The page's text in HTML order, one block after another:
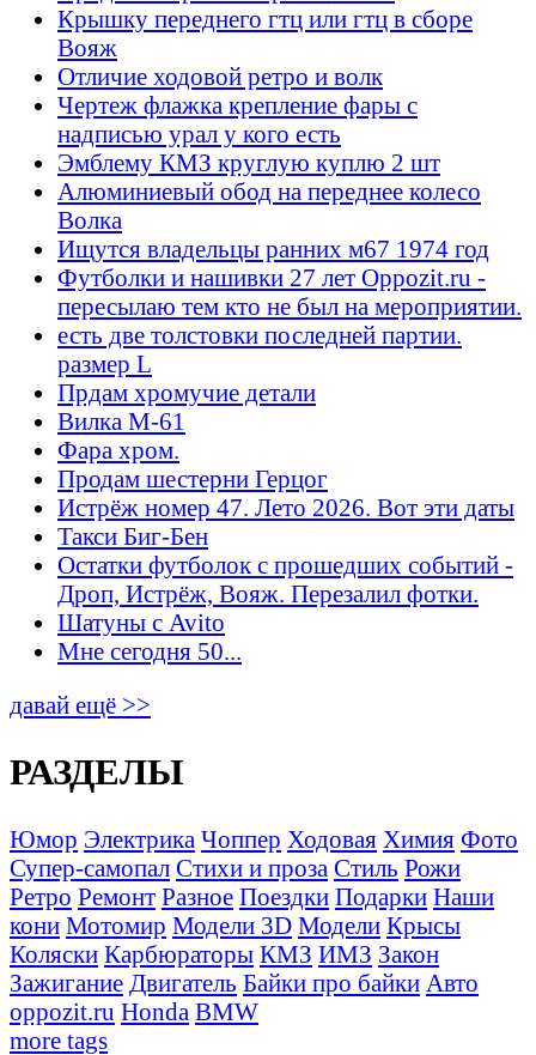
Крышку переднего гтц или гтц в сборе
Вояж
Отличие ходовой ретро и волк
Чертеж флажка крепление фары с
надписью урал у кого есть
Эмблему КМЗ круглую куплю 2 шт
Алюминиевый обод на переднее колесо
Волка
Ищутся владельцы ранних м67 1974 год
Футболки и нашивки 27 лет Oppozit.ru -
пересылаю тем кто не был на мероприятии.
есть две толстовки последней партии.
размер L
Прдам хромучие детали
Вилка М-61
Фара хром.
Продам шестерни Герцог
Истрёж номер 47. Лето 2026. Вот эти даты
Такси Биг-Бен
Остатки футболок с прошедших событий -
Дроп, Истрёж, Вояж. Перезалил фотки.
Шатуны с Avito
Мне сегодня 50...
давай ещё >>
РАЗДЕЛЫ
Юмор Электрика Чоппер Ходовая Химия Фото
Супер-самопал Стихи и проза Стиль Рожи
Ретро Ремонт Разное Поездки Подарки Наши
кони Мотомир Модели 3D Модели Крысы
Коляски Карбюраторы КМЗ ИМЗ Закон
Зажигание Двигатель Байки про байки Авто
oppozit.ru Honda BMW
more tags